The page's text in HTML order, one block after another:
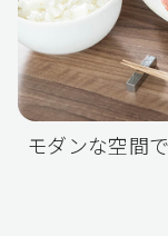
モダンな空間